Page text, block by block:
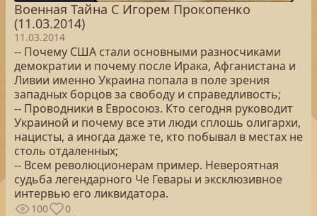
Военная Тайна С Игорем Прокопенко
(11.03.2014)
11.03.2014
-- Почему США стали основными разносчиками
демократии и почему после Ирака, Афганистана и
Ливии именно Украина попала в поле зрения
западных борцов за свободу и справедливость;
-- Проводники в Евросоюз. Кто сегодня руководит
Украиной и почему все эти люди сплошь олигархи,
нацисты, а иногда даже те, кто побывал в местах не
столь отдаленных;
-- Всем революционерам пример. Невероятная
судьба легендарного Че Гевары и эксклюзивное
интервью его ликвидатора.
100 0